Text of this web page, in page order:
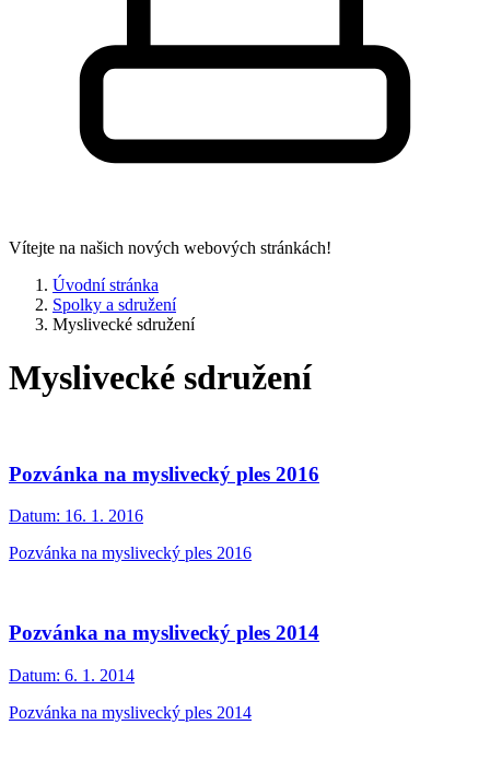
Vítejte na našich nových webových stránkách!
Úvodní stránka
Spolky a sdružení
Myslivecké sdružení
Myslivecké sdružení
Pozvánka na myslivecký ples 2016
Datum: 16. 1. 2016
Pozvánka na myslivecký ples 2016
Pozvánka na myslivecký ples 2014
Datum: 6. 1. 2014
Pozvánka na myslivecký ples 2014